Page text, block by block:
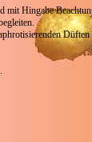
Hingabe